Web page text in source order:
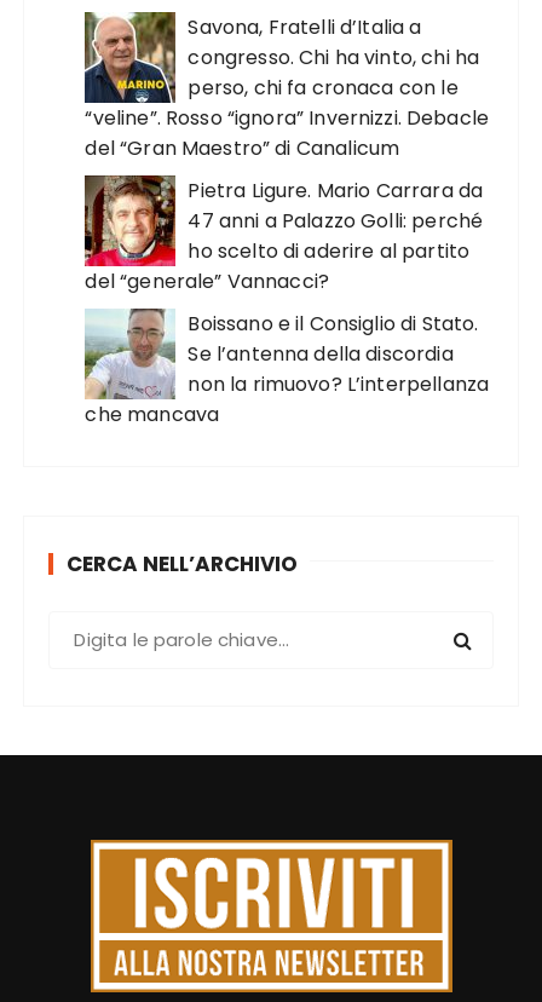
Savona, Fratelli d’Italia a
congresso. Chi ha vinto, chi ha
perso, chi fa cronaca con le
“veline”. Rosso “ignora” Invernizzi. Debacle
del “Gran Maestro” di Canalicum
Pietra Ligure. Mario Carrara da
47 anni a Palazzo Golli: perché
ho scelto di aderire al partito
del “generale” Vannacci?
Boissano e il Consiglio di Stato.
Se l’antenna della discordia
non la rimuovo? L’interpellanza
che mancava
CERCA NELL’ARCHIVIO